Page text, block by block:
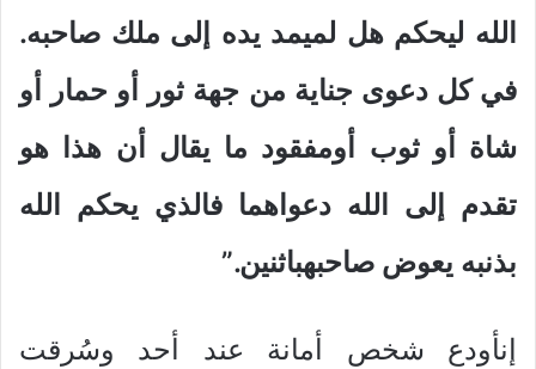
الله ليحكم هل لميمد يده إلى ملك صاحبه.
في كل دعوى جناية من جهة ثور أو حمار أو
شاة أو ثوب أومفقود ما يقال أن هذا هو
تقدم إلى الله دعواهما فالذي يحكم الله
بذنبه يعوض صاحبهباثنين.”
إنأودع شخص أمانة عند أحد وسُرقت